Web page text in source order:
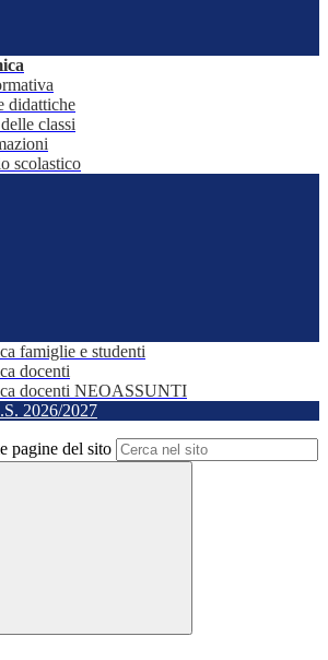
didattiche
classi
scolastico
famiglie e studenti
docenti
docenti NEOASSUNTI
2026/2027
pagine del sito